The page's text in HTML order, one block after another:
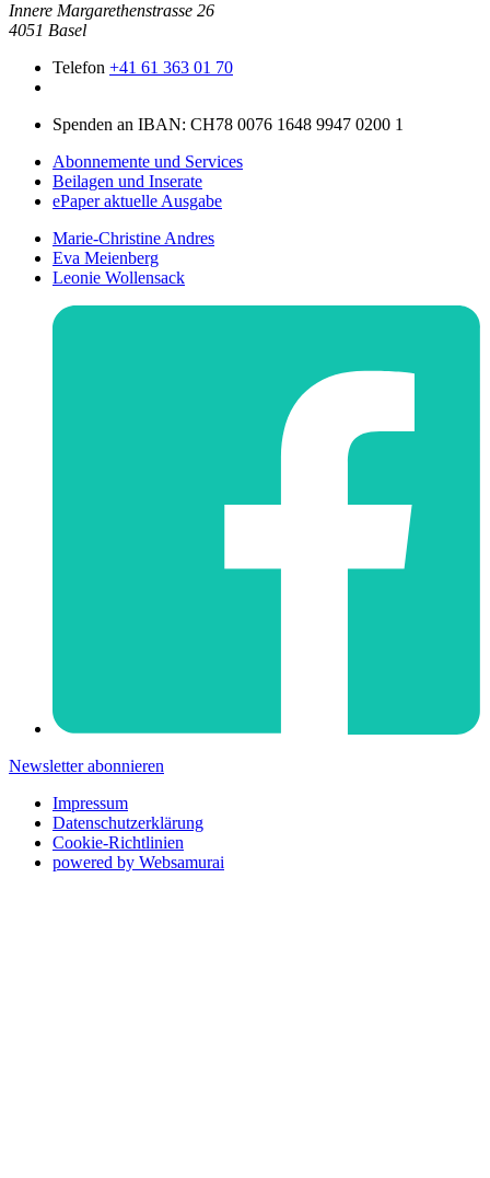
Innere Mar­garethen­strasse 26
4051 Basel
Telefon +41 61 363 01 70
Spenden an IBAN: CH78 0076 1648 9947 0200 1
Abonnemente und Services
Beilagen und Inserate
ePaper aktuelle Ausgabe
Marie-Christine Andres
Eva Meienberg
Leonie Wollensack
Newsletter abonnieren
Impressum
Datenschutzerklärung
Cookie-Richtlinien
powered by Websamurai